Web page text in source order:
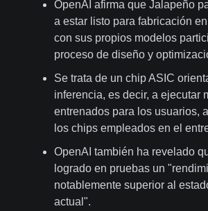
OpenAI afirma que Jalapeño
a estar listo para fabricación
con sus propios modelos
proceso de diseño y
Se trata de un chip ASIC
inferencia, es decir, a ejecutar
entrenados para los usuarios,
los chips empleados en el
OpenAI también ha revelado
logrado en pruebas un
notablemente superior al
actual".